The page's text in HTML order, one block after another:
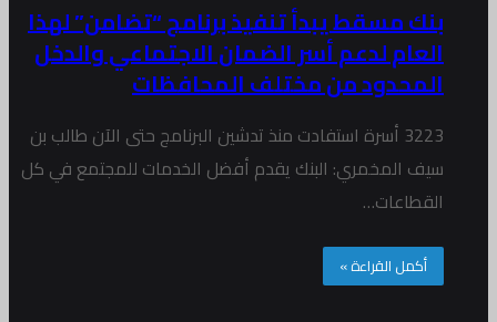
بنك مسقط يبدأ تنفيذ برنامج “تضامن” لهذا
العام لدعم أسر الضمان الاجتماعي والدخل
المحدود من مختلف المحافظات
3223 أسرة استفادت منذ تدشين البرنامج حتى الآن طالب بن
سيف المخمري: البنك يقدم أفضل الخدمات للمجتمع في كل
القطاعات…
أكمل القراءة »